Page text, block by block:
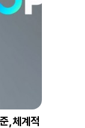
, 체계적